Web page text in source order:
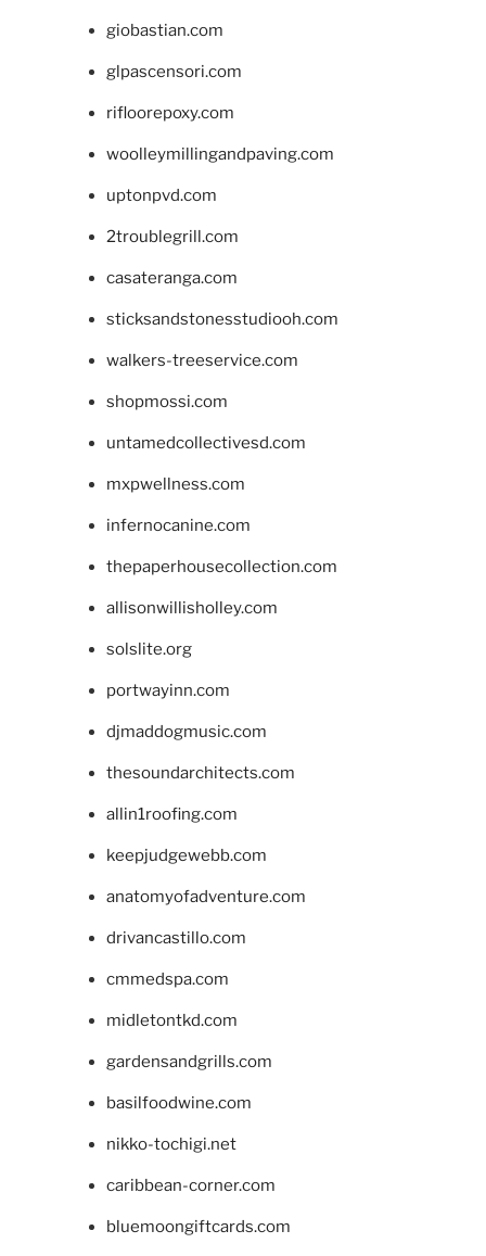
giobastian.com
glpascensori.com
rifloorepoxy.com
woolleymillingandpaving.com
uptonpvd.com
2troublegrill.com
casateranga.com
sticksandstonesstudiooh.com
walkers-treeservice.com
shopmossi.com
untamedcollectivesd.com
mxpwellness.com
infernocanine.com
thepaperhousecollection.com
allisonwillisholley.com
solslite.org
portwayinn.com
djmaddogmusic.com
thesoundarchitects.com
allin1roofing.com
keepjudgewebb.com
anatomyofadventure.com
drivancastillo.com
cmmedspa.com
midletontkd.com
gardensandgrills.com
basilfoodwine.com
nikko-tochigi.net
caribbean-corner.com
bluemoongiftcards.com